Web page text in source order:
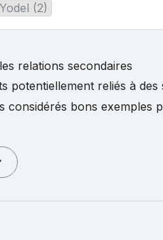
Yodel (2)
relations secondaires
potentiellement reliés à
considérés bons exemples